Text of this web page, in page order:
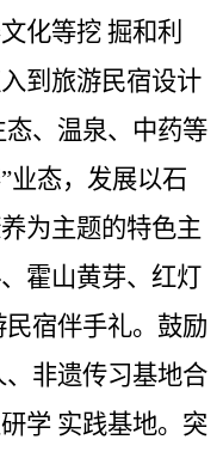
化等挖 掘和利
到旅游民宿设计
、温泉、中药等
”业态，发展以石
为主题的特色主
霍山黄芽、红灯
宿伴手礼。鼓励
非遗传习基地合
学 实践基地。突